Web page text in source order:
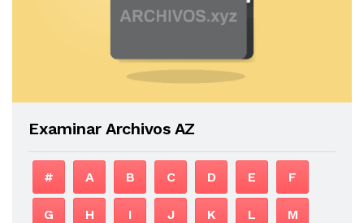
Examinar Archivos AZ
# A B C D E F
G H I J K L M